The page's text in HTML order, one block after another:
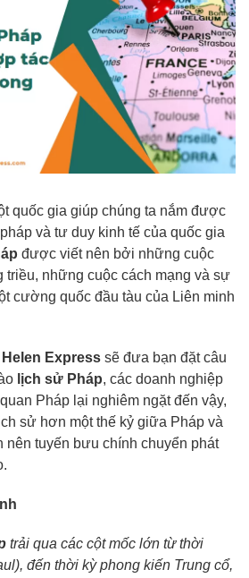
quốc gia giúp chúng ta nắm được
và tư duy kinh tế của quốc gia
được viết nên bởi những cuộc
triều, những cuộc cách mạng và sự
cường quốc đầu tàu của Liên minh
Helen Express sẽ đưa bạn đặt câu
lịch sử Pháp, các doanh nghiệp
Pháp lại nghiêm ngặt đến vậy,
sử hơn một thế kỷ giữa Pháp và
nên tuyến bưu chính chuyển phát
trải qua các cột mốc lớn từ thời
đến thời kỳ phong kiến Trung cổ,